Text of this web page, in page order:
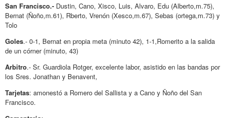
San Francisco.- Dustin, Cano, Xisco, Luis, Alvaro, Edu (Alberto,m.75),
Bernat (Ñoño,m.61), Rberto, Vrenón (Xesco,m.67), Sebas (ortega,m.73) y
Tolo
Goles.- 0-1, Bernat en propia meta (minuto 42), 1-1,Romerito a la salida
de un córner (minuto, 43)
Arbitro.- Sr. Guardiola Rotger, excelente labor, asistido en las bandas por
los Sres. Jonathan y Benavent,
Tarjetas: amonestó a Romero del Sallista y a Cano y Ñoño del San
Francisco.